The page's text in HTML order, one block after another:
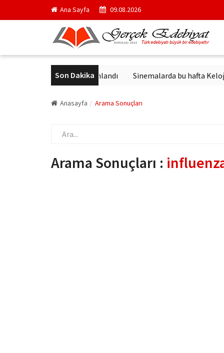
Ana Sayfa 09.08.2026
Son Dakika
en ünlü yapıtı yayımlandı Sinemalarda bu hafta Keloğlan
Anasayfa Arama Sonuçları
Arama Sonuçları :